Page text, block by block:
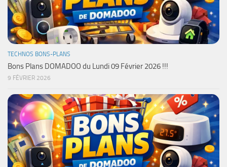
TECHNOS BONS-PLANS
Bons Plans DOMADOO du Lundi 09 Février 2026 !!!
9 FÉVRIER 2026